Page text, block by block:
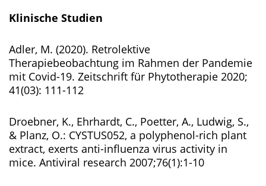
Klinische Studien
Adler, M. (2020). Retrolektive
Therapiebeobachtung im Rahmen der Pandemie
mit Covid-19. Zeitschrift für Phytotherapie 2020;
41(03): 111-112
Droebner, K., Ehrhardt, C., Poetter, A., Ludwig, S.,
& Planz, O.: CYSTUS052, a polyphenol-rich plant
extract, exerts anti-influenza virus activity in
mice. Antiviral research 2007;76(1):1-10